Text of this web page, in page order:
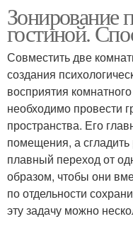
Двери в квартиру
Утеплитель для
металлических
Дверь с
шумоизоляцией
Зонирование
гостиной.
Совместить две
создания
восприятия
необходимо провести
пространства. Его
помещения, а
плавный переход от
образом, чтобы они
по отдельности
эту задачу можно